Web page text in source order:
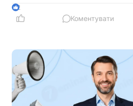
ПДФО виникає лише тоді, коли
фактичний продаж майна та
2
Коментувати